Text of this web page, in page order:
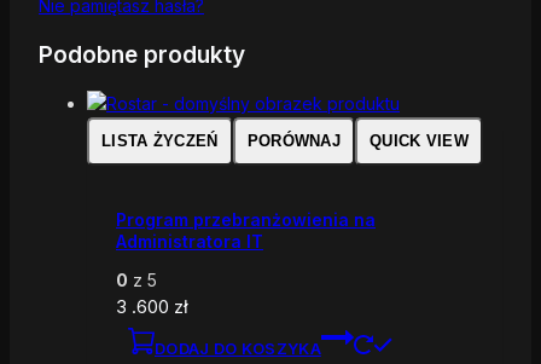
Nie pamiętasz hasła?
Podobne produkty
LISTA ŻYCZEŃ PORÓWNAJ QUICK VIEW
Program przebranżowienia na
Administratora IT
0 z 5
3 .600 zł
DODAJ DO KOSZYKA